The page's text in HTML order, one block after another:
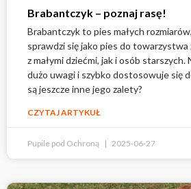
Brabantczyk – poznaj rasę!
Brabantczyk to pies małych
sprawdzi się jako pies do
z małymi dziećmi, jak i osób starszych.
dużo uwagi i szybko dostosowuje się
są jeszcze inne jego zalety?
CZYTAJ ARTYKUŁ
Pupile pod Ochroną 2025-06-27